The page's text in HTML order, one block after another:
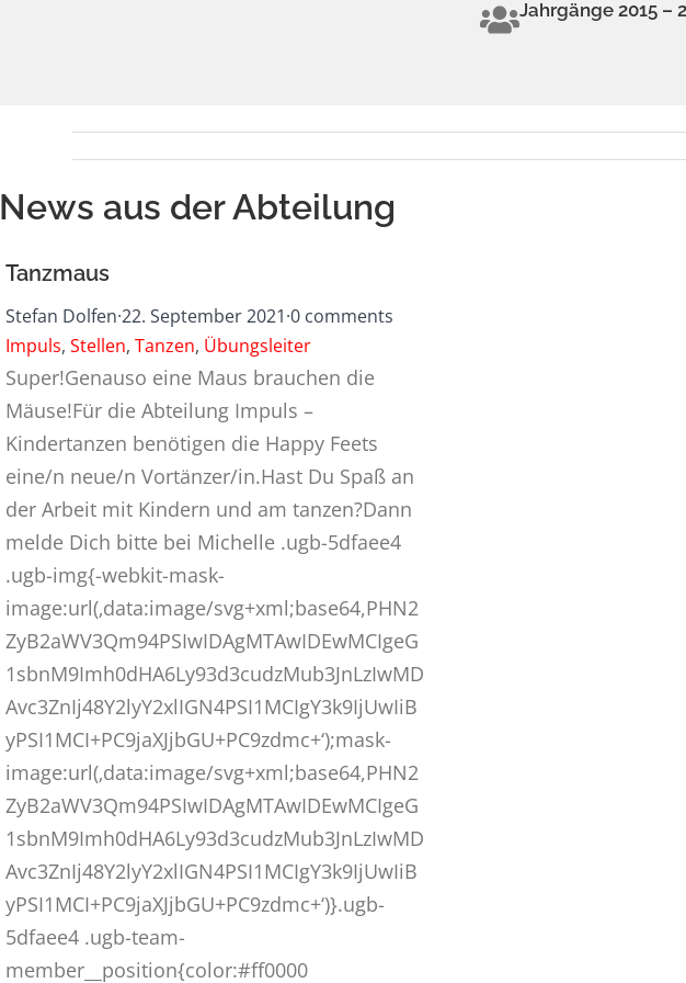
Jahrgänge 2015 –
News aus der Abteilung
Tanzmaus
Stefan Dolfen·22. September 2021·0 comments
Impuls, Stellen, Tanzen, Übungsleiter
Super!Genauso eine Maus brauchen die
Mäuse!Für die Abteilung Impuls –
Kindertanzen benötigen die Happy Feets
eine/n neue/n Vortänzer/in.Hast Du Spaß an
der Arbeit mit Kindern und am tanzen?Dann
melde Dich bitte bei Michelle .ugb-5dfaee4
.ugb-img{-webkit-mask-
image:url(‚data:image/svg+xml;base64,PHN2
ZyB2aWV3Qm94PSIwIDAgMTAwIDEwMCIgeG
1sbnM9Imh0dHA6Ly93d3cudzMub3JnLzIwMD
Avc3ZnIj48Y2lyY2xlIGN4PSI1MCIgY3k9IjUwIiB
yPSI1MCI+PC9jaXJjbGU+PC9zdmc+‘);mask-
image:url(‚data:image/svg+xml;base64,PHN2
ZyB2aWV3Qm94PSIwIDAgMTAwIDEwMCIgeG
1sbnM9Imh0dHA6Ly93d3cudzMub3JnLzIwMD
Avc3ZnIj48Y2lyY2xlIGN4PSI1MCIgY3k9IjUwIiB
yPSI1MCI+PC9jaXJjbGU+PC9zdmc+‘)}.ugb-
5dfaee4 .ugb-team-
member__position{color:#ff0000